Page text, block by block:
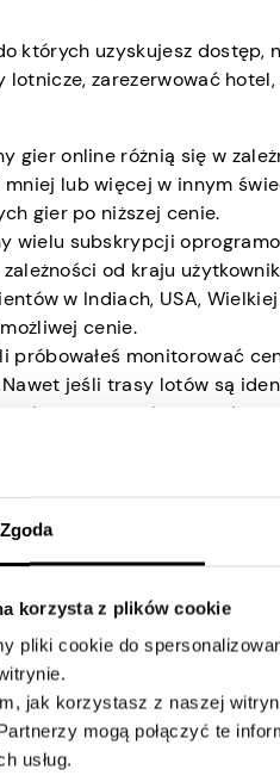
Zgoda
korzysta z plików cookie
pliki cookie do
jak korzystasz z naszej
mogą połączyć te
usług.
których uzyskujesz dostęp,
zarezerwować
gier online różnią się w
mniej lub więcej w innym
gier po niższej cenie.
wielu subskrypcji
od kraju
w Indiach, USA,
cenie.
próbowałeś monitorować
jeśli trasy lotów są
internetowych agreguje
to możliwe. Potrzebujesz
lotnicze po niższej cenie.
podróży za granicę często
wyceniają swoje
o solidniejszych
ceny wynajmu
Zbiorcze witryny innych firm
gdy rezerwujesz hotele z
mogą być zawyżone. Dzięki
dzięki czemu
randkowych ma pakiety
aplikacje randkowe